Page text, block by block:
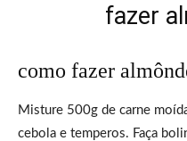
fazer
como fazer
Misture 500g de carne
cebola e temperos. Faça